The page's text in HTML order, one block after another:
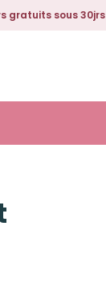
gratuits sous 30jrs